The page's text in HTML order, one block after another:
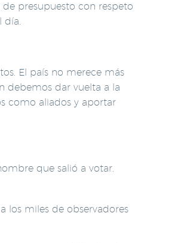
presupuesto con respeto
día.
El país no merece más
debemos dar vuelta a la
como aliados y aportar
que salió a votar.
los miles de observadores